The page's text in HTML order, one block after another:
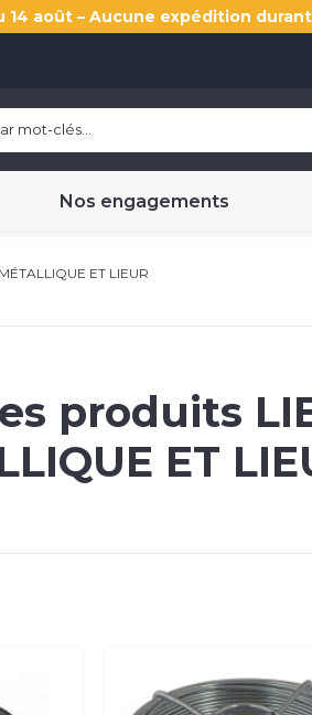
14 août – Aucune expédition
Nos engagements
ET LIEUR
produits
ET